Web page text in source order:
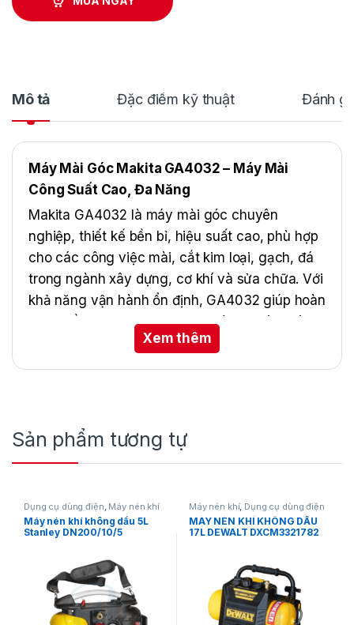
Mô tả Đặc điểm kỹ thuật Đánh
Máy Mài Góc Makita GA4032 – Máy Mài
Công Suất Cao, Đa Năng
Makita GA4032 là máy mài góc chuyên
nghiệp, thiết kế bền bỉ, hiệu suất cao, phù hợp
cho các công việc mài, cắt kim loại, gạch, đá
trong ngành xây dựng, cơ khí và sửa chữa. Với
khả năng vận hành ổn định, GA4032 giúp hoàn
thiện bề mặt vật liệu nhanh chóng, chính xác
Tính Năng Nổi Bật
Xem thêm
Sản phẩm tương tự
Dụng cụ dùng điện Máy nén khí
Máy nén khí không dầu 5L
Stanley DN200/10/5
Máy nén khí, Dụng cụ dùng điện
MÁY NÉN KHÍ KHÔNG DẦU
17L DEWALT DXCM3321782